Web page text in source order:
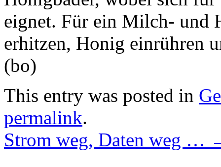
eignet. Für ein Milch- und
erhitzen, Honig einrühren
(bo)
This entry was posted in
permalink.
Strom weg, Daten weg …